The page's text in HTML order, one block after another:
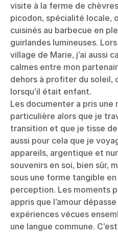
visite à la ferme de
picodon, spécialité locale,
cuisinés au barbecue en
guirlandes lumineuses.
village de Marie, j’ai aussi
calmes entre mon
dehors à profiter du soleil,
lorsqu’il était enfant.
Les documenter a pris une
particulière alors que je
transition et que je tisse de
aussi pour cela que je
appareils, argentique et
souvenirs en soi, bien sûr,
sous une forme tangible
perception. Les moments
appris que l’amour
expériences vécues
une langue commune.